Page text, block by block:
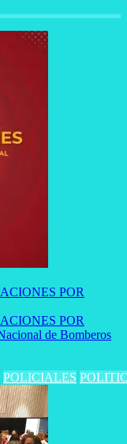
POR
POR
de Bomberos
POLICIALES